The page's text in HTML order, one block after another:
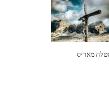
מאריס